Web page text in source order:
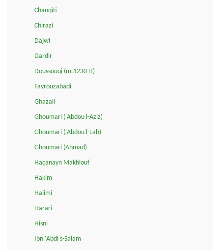
Chanqiti
Chirazi
Dajwi
Dardir
Doussouqi (m.1230 H)
Fayrouzabadi
Ghazali
Ghoumari ('Abdou l-Aziz)
Ghoumari ('Abdou l-Lah)
Ghoumari (Ahmad)
Haçanayn Makhlouf
Hakim
Halimi
Harari
Hisni
Ibn 'Abdi s-Salam